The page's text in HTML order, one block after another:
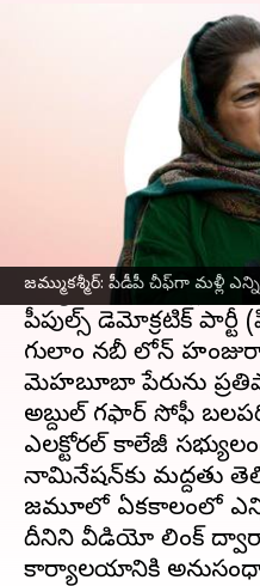
జమ్ముకశ్మీర్: పీడీపీ చీఫ్‌గా మళ్లీ
జమ్ముకశ్మీర్:
ఎన్నికైన
Oct 26,
ఈ వార్తాకథనం ఏంటి
మాజీ సీఎం,
ముఫ్తీమూడు
అధ్యక్షురాలిగా మళ్లీ
పీపుల్స్ డెమోక్రటిక్ పార్టీ
గులాం నబీ లోన్ హంజురా
మెహబూబా పేరును
అబ్దుల్ గఫార్ సోఫీ
ఎలక్టోరల్ కాలేజీ
నామినేషన్‌కు మద్దతు
జమ్మూలో ఏకకాలంలో
దీనిని వీడియో లింక్ ద్వారా